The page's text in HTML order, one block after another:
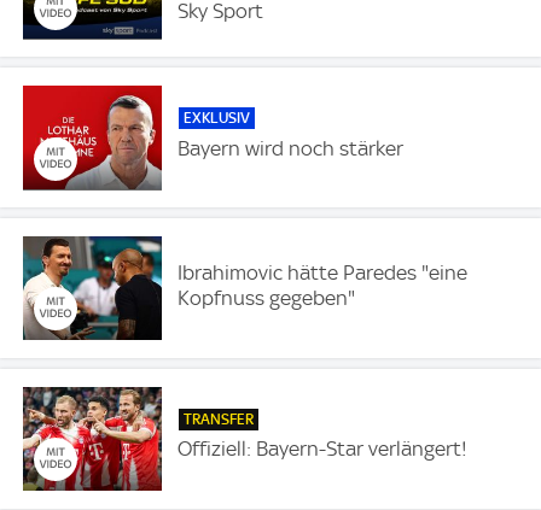
Sky Sport
EXKLUSIV
Bayern wird noch stärker
Ibrahimovic hätte Paredes "eine
Kopfnuss gegeben"
TRANSFER
Offiziell: Bayern-Star verlängert!